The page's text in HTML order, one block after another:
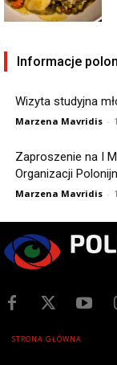
Informacje
Wizyta studyjna
Marzena Mavridis -
Zaproszenie na I
Organizacji
Marzena Mavridis -
STRONA GŁÓWNA